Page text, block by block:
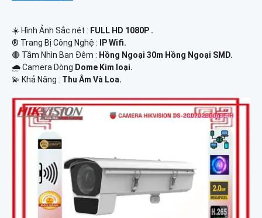
☀️ Hình Ảnh Sắc nét : FULL HD 1080P .
®️ Trang Bị Công Nghệ :
IP Wifi.
🔴 Tầm Nhìn Ban Đêm : Hồng Ngoại 30m Hồng Ngoại SMD.
🌧️ Camera Dòng Dome Kim loại.
️💫 Khả Năng : Thu Âm Và Loa.